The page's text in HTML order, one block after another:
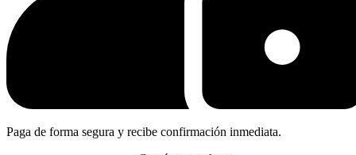
Paga de forma segura y recibe confirmación inmediata.